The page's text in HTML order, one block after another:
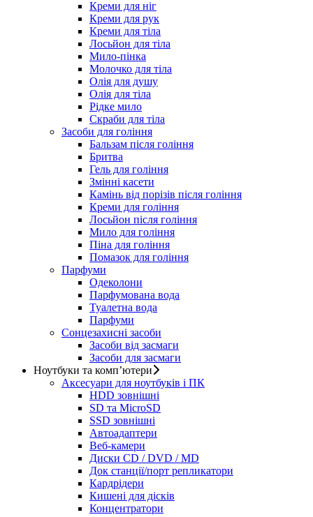
Креми для ніг
Креми для рук
Креми для тіла
Лосьйон для тіла
Мило-пінка
Молочко для тіла
Олія для душу
Олія для тіла
Рідке мило
Скраби для тіла
Засоби для гоління
Бальзам після гоління
Бритва
Гель для гоління
Змінні касети
Камінь від порізів після гоління
Креми для гоління
Лосьйон після гоління
Мило для гоління
Піна для гоління
Помазок для гоління
Парфуми
Одеколони
Парфумована вода
Туалетна вода
Парфуми
Сонцезахисні засоби
Засоби від засмаги
Засоби для засмаги
Ноутбуки та комп’ютери
Аксесуари для ноутбуків і ПК
HDD зовнішні
SD та MicroSD
SSD зовнішні
Автоадаптери
Веб-камери
Диски CD / DVD / MD
Док станції/порт репликатори
Кардрідери
Кишені для дісків
Концентратори